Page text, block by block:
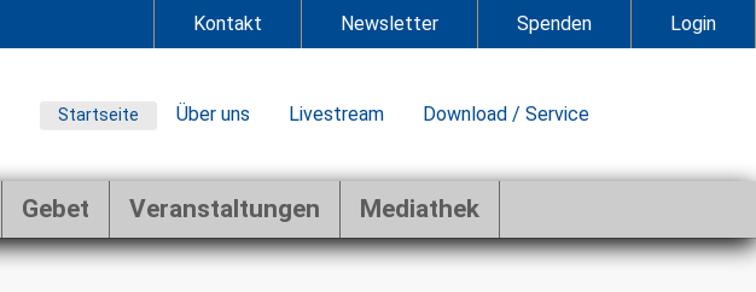
Kontakt Newsletter Spenden Login
Startseite Über uns Livestream Download / Service
Gebet Veranstaltungen Mediathek